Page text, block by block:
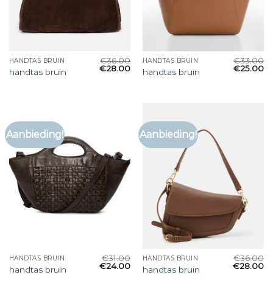
HANDTAS BRUIN
handtas bruin
€36.00
€28.00
HANDTAS BRUIN
handtas bruin
€33.00
€25.00
Aanbieding!
HANDTAS BRUIN
handtas bruin
€31.00
€24.00
Aanbieding!
HANDTAS BRUIN
handtas bruin
€36.00
€28.00